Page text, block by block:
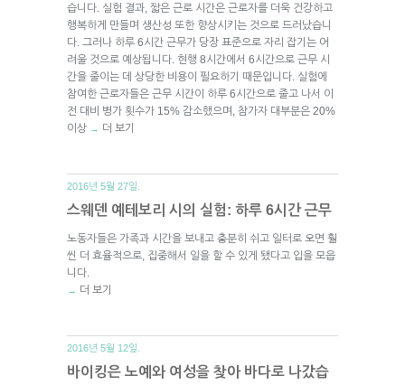
습니다. 실험 결과, 짧은 근로 시간은 근로자를 더욱 건강하고
행복하게 만들며 생산성 또한 향상시키는 것으로 드러났습니
다. 그러나 하루 6시간 근무가 당장 표준으로 자리 잡기는 어
려울 것으로 예상됩니다. 현행 8시간에서 6시간으로 근무 시
간을 줄이는 데 상당한 비용이 필요하기 때문입니다. 실험에
참여한 근로자들은 근무 시간이 하루 6시간으로 줄고 나서 이
전 대비 병가 횟수가 15% 감소했으며, 참가자 대부분은 20%
이상 → 더 보기
2016년 5월 27일.
스웨덴 예테보리 시의 실험: 하루 6시간 근무
노동자들은 가족과 시간을 보내고 충분히 쉬고 일터로 오면 훨
씬 더 효율적으로, 집중해서 일을 할 수 있게 됐다고 입을 모읍
니다.
→ 더 보기
2016년 5월 12일.
바이킹은 노예와 여성을 찾아 바다로 나갔습